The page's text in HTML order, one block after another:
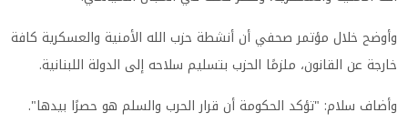
وأوضح خلال مؤتمر صحفي أن أنشطة حزب الله الأمنية والعسكرية كافة
خارجة عن القانون، ملزمًا الحزب بتسليم سلاحه إلى الدولة اللبنانية.
وأضاف سلام: "تؤكد الحكومة أن قرار الحرب والسلم هو حصرًا بيدها".